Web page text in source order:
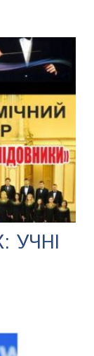
УЧНІ